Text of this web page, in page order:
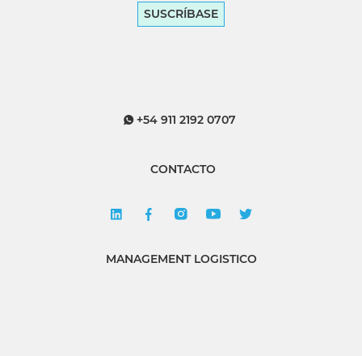
SUSCRÍBASE
+54 911 2192 0707
CONTACTO
MANAGEMENT LOGISTICO